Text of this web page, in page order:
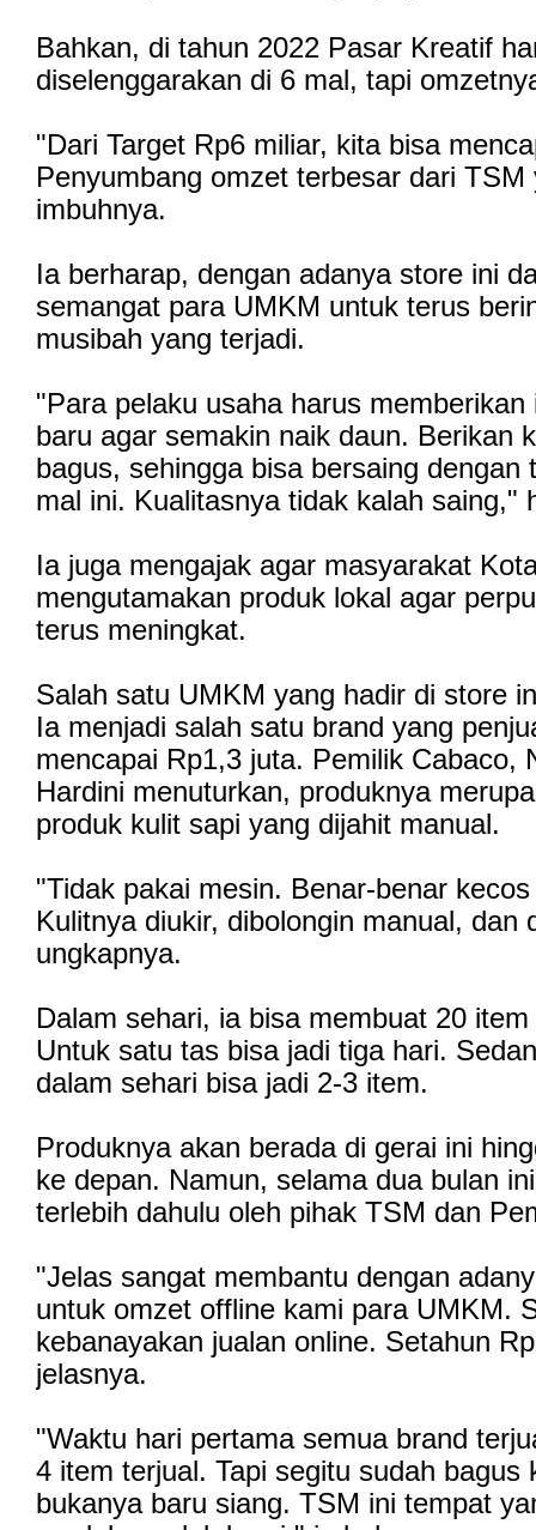
Bahkan, di tahun 2022 Pasar Kreatif
diselenggarakan di 6 mal, tapi
"Dari Target Rp6 miliar, kita bisa
Penyumbang omzet terbesar dari
imbuhnya.
Ia berharap, dengan adanya store ini
semangat para UMKM untuk terus
musibah yang terjadi.
"Para pelaku usaha harus memberikan
baru agar semakin naik daun. Berikan
bagus, sehingga bisa bersaing dengan
mal ini. Kualitasnya tidak kalah saing,"
Ia juga mengajak agar masyarakat
mengutamakan produk lokal agar
terus meningkat.
Salah satu UMKM yang hadir di store
Ia menjadi salah satu brand yang
mencapai Rp1,3 juta. Pemilik Cabaco,
Hardini menuturkan, produknya
produk kulit sapi yang dijahit manual.
"Tidak pakai mesin. Benar-benar
Kulitnya diukir, dibolongin manual, dan
ungkapnya.
Dalam sehari, ia bisa membuat 20
Untuk satu tas bisa jadi tiga hari.
dalam sehari bisa jadi 2-3 item.
Produknya akan berada di gerai ini
ke depan. Namun, selama dua bulan
terlebih dahulu oleh pihak TSM dan
"Jelas sangat membantu dengan
untuk omzet offline kami para UMKM.
kebanayakan jualan online. Setahun
jelasnya.
"Waktu hari pertama semua brand
4 item terjual. Tapi segitu sudah bagus
bukanya baru siang. TSM ini tempat